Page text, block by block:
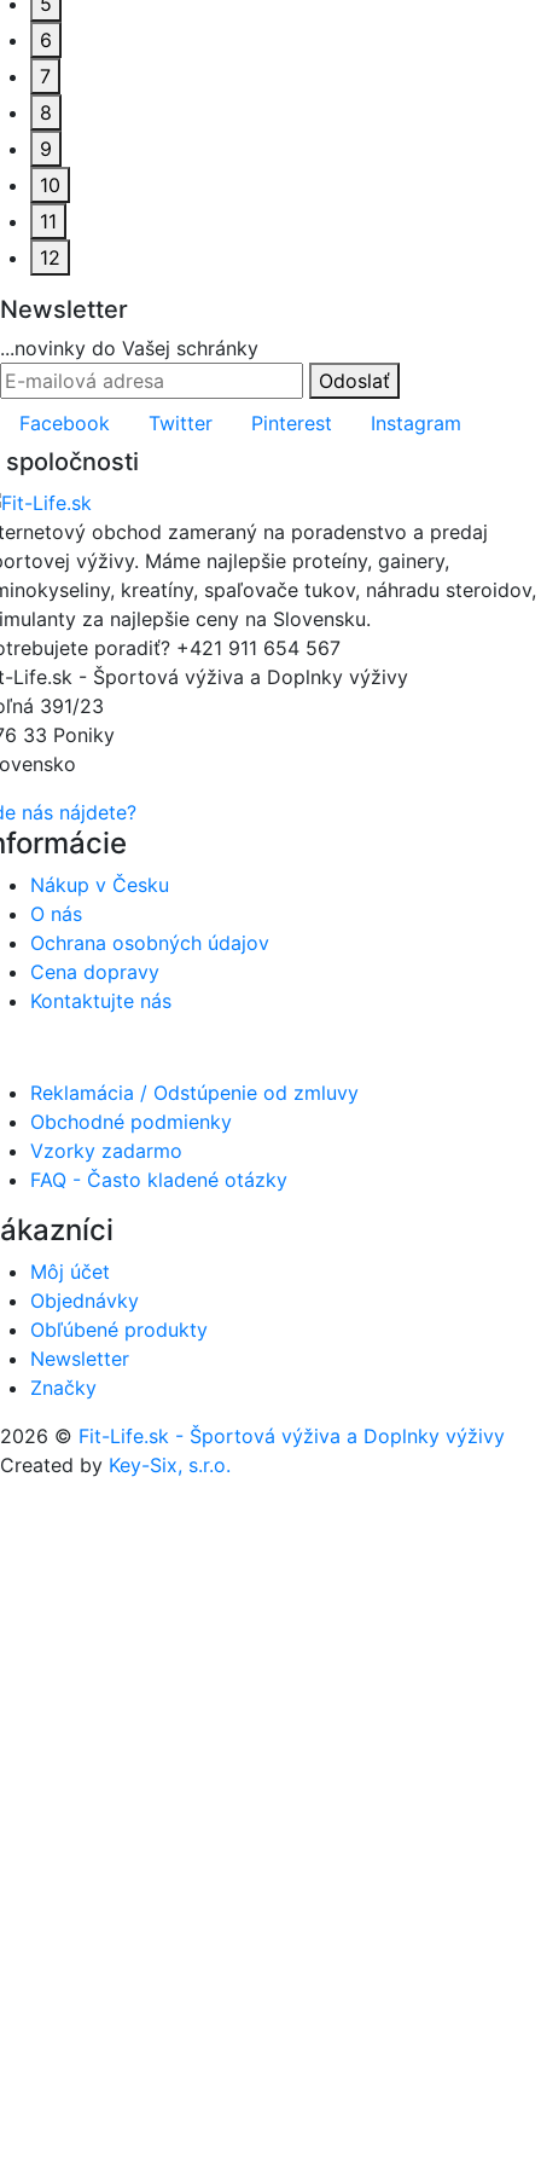
6
7
8
9
10
11
12
Newsletter
...novinky do Vašej schránky
Odoslať
Facebook
Twitter Pinterest Instagram
spoločnosti
obchod zameraný na poradenstvo a predaj
výživy. Máme najlepšie proteíny, gainery,
kreatíny, spaľovače tukov, náhradu steroidov,
za najlepšie ceny na Slovensku.
poradiť? +421 911 654 567
Life.sk - Športová výživa a Doplnky výživy
391/23
33 Poniky
nás nájdete?
Nákup v Česku
O nás
Ochrana osobných údajov
Cena dopravy
Kontaktujte nás
Reklamácia / Odstúpenie od zmluvy
Obchodné podmienky
Vzorky zadarmo
FAQ - Často kladené otázky
Môj účet
Objednávky
Obľúbené produkty
Newsletter
Značky
2026 © Fit-Life.sk - Športová výživa a Doplnky výživy
Created by Key-Six, s.r.o.